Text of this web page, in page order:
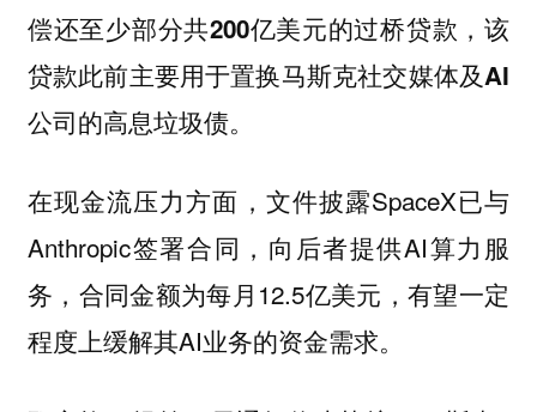
偿还至少部分共200亿美元的过桥贷款，该
贷款此前主要用于置换马斯克社交媒体及AI
公司的高息垃圾债。
在现金流压力方面 ，文件披露SpaceX已与
Anthropic签署合同，向后者提供AI算力服
务，合同金额为每月12.5亿美元，有望一定
程度上缓解其AI业务的资金需求。